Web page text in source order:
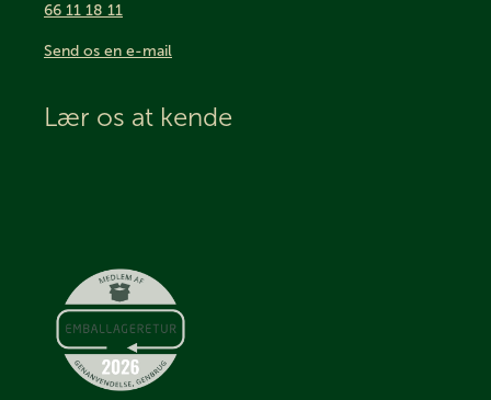
66 11 18 11
Send os en e-mail
Lær os at kende